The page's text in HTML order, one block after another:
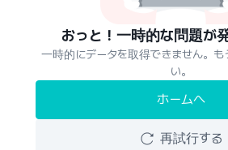
おっと！一時的な問題が
一時的にデータを取得できません。も
い。
ホームへ
再試行する